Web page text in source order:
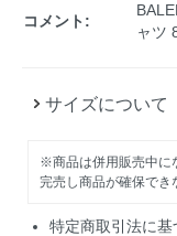
コメント:
ャツ
サイズについて
※商品は併用販売中に
完売し商品が確保でき
特定商取引法に基